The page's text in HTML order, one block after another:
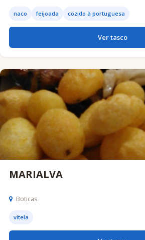
naco feijoada cozido à portuguesa
Ver tasco
MARIALVA
Boticas
vitela